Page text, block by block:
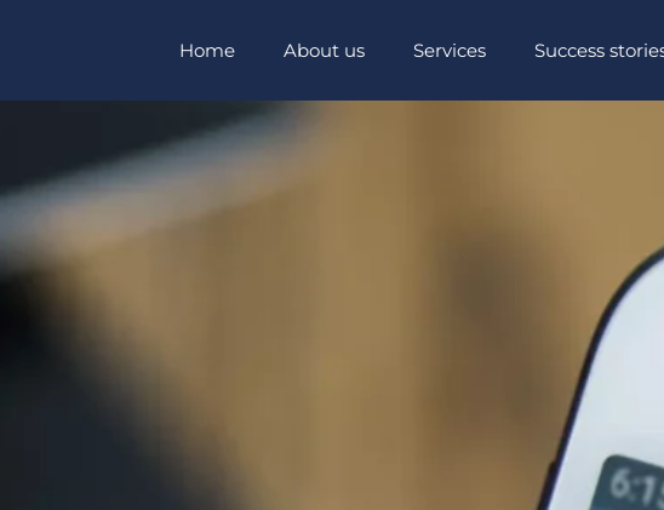
Home About us Services Success